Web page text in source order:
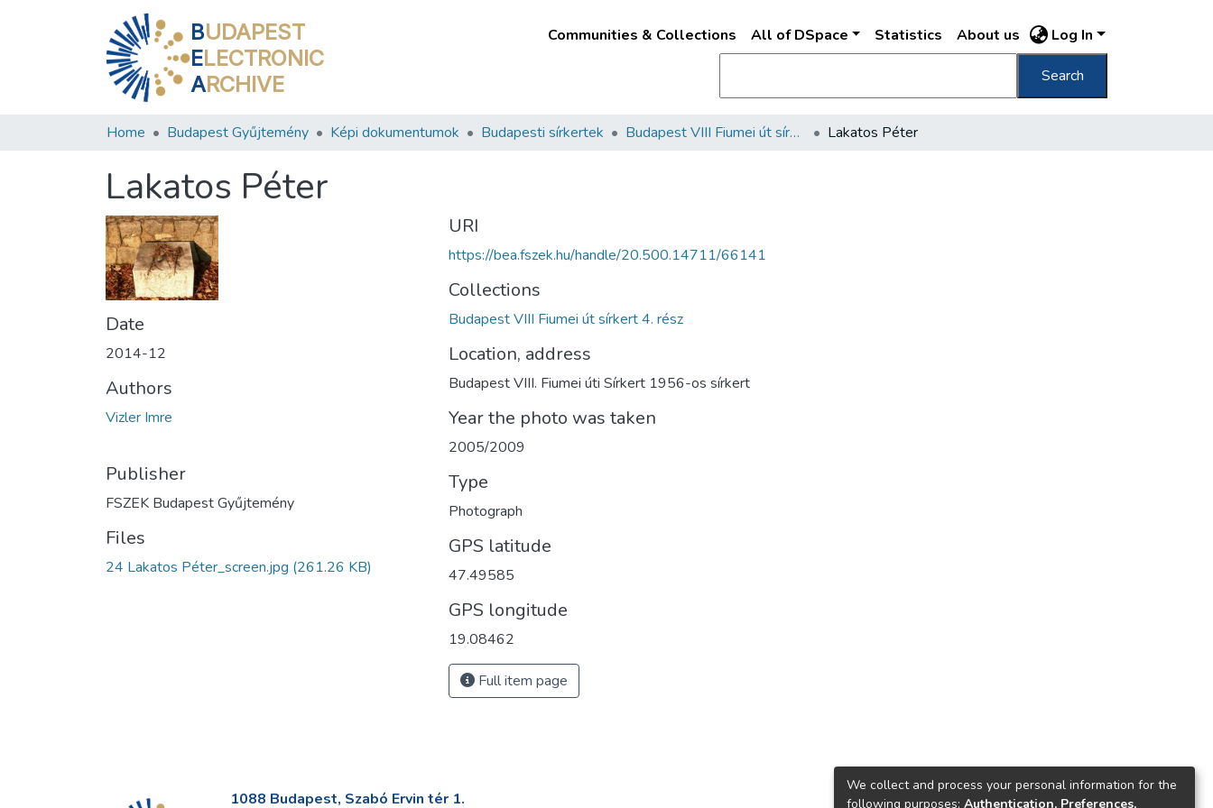
BUDAPEST
ELECTRONIC
ARCHIVE
Communities & Collections All of DSpace Statistics About us Log In
Search
Home Budapest Gyűjtemény Képi dokumentumok Budapesti sírkertek Budapest VIII Fiumei út sírkert 4. rész Lakatos Péter
Lakatos Péter
Date
2014-12
Authors
Vizler Imre
Publisher
FSZEK Budapest Gyűjtemény
Files
24 Lakatos Péter_screen.jpg (261.26 KB)
URI
https://bea.fszek.hu/handle/20.500.14711/66141
Collections
Budapest VIII Fiumei út sírkert 4. rész
Location, address
Budapest VIII. Fiumei úti Sírkert 1956-os sírkert
Year the photo was taken
2005/2009
Type
Photograph
GPS latitude
47.49585
GPS longitude
19.08462
Full item page
1088 Budapest, Szabó Ervin tér 1.
We collect and process your personal information for the
following purposes: Authentication, Preferences,